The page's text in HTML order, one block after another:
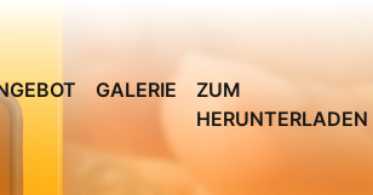
GALERIE
ZUM
HERUNTERLADEN